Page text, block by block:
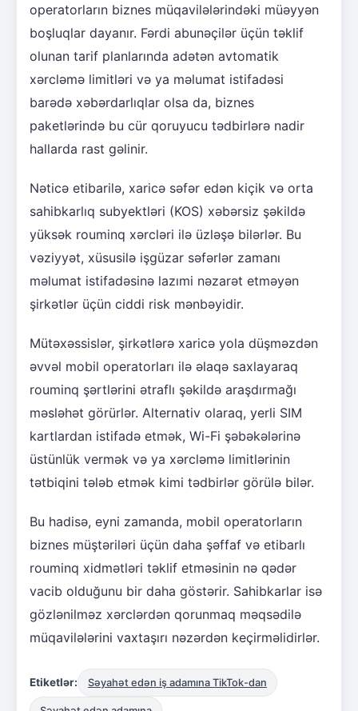
operatorların biznes müqavilələrindəki müəyyən
boşluqlar dayanır. Fərdi abunəçilər üçün təklif
olunan tarif planlarında adətən avtomatik
xərcləmə limitləri və ya məlumat istifadəsi
barədə xəbərdarlıqlar olsa da, biznes
paketlərində bu cür qoruyucu tədbirlərə nadir
hallarda rast gəlinir.
Nəticə etibarilə, xaricə səfər edən kiçik və orta
sahibkarlıq subyektləri (KOS) xəbərsiz şəkildə
yüksək rouminq xərcləri ilə üzləşə bilərlər. Bu
vəziyyət, xüsusilə işgüzar səfərlər zamanı
məlumat istifadəsinə lazımi nəzarət etməyən
şirkətlər üçün ciddi risk mənbəyidir.
Mütəxəssislər, şirkətlərə xaricə yola düşməzdən
əvvəl mobil operatorları ilə əlaqə saxlayaraq
rouminq şərtlərini ətraflı şəkildə araşdırmağı
məsləhət görürlər. Alternativ olaraq, yerli SIM
kartlardan istifadə etmək, Wi-Fi şəbəkələrinə
üstünlük vermək və ya xərcləmə limitlərinin
tətbiqini tələb etmək kimi tədbirlər görülə bilər.
Bu hadisə, eyni zamanda, mobil operatorların
biznes müştəriləri üçün daha şəffaf və etibarlı
rouminq xidmətləri təklif etməsinin nə qədər
vacib olduğunu bir daha göstərir. Sahibkarlar isə
gözlənilməz xərclərdən qorunmaq məqsədilə
müqavilələrini vaxtaşırı nəzərdən keçirməlidirlər.
Etiketlər: Səyahət edən iş adamına TikTok-dan